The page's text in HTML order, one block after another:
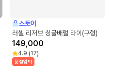
스토어
러셀 리저브 싱글배럴 라이(구형)
149,000
4.9 (17)
품절임박